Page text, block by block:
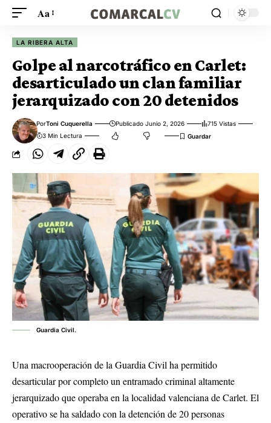
Aa
LA RIBERA ALTA
Golpe al narcotráfico en Carlet:
desarticulado un clan familiar
jerarquizado con 20 detenidos
PorToni Cuquerella Publicado Junio 2, 2026
715 Vistas
3 Min Lectura
Guardia Civil.
Una macrooperación de la Guardia Civil ha permitido
desarticular por completo un entramado criminal altamente
jerarquizado que operaba en la localidad valenciana de Carlet. El
operativo se ha saldado con la detención de 20 personas